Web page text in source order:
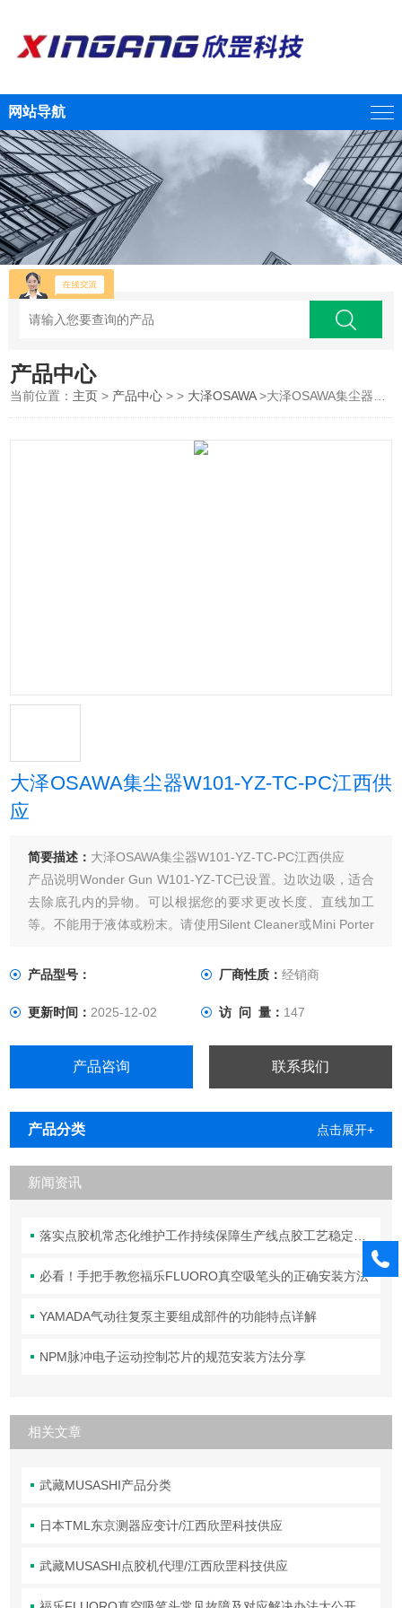
网站导航
产品中心
当前位置： 主页 > 产品中心 > > 大泽OSAWA>大泽OSAWA集尘器W101-YZ-TC-PC江西供应
大泽OSAWA集尘器W101-YZ-TC-PC江西供
应
简要描述： 大泽OSAWA集尘器W101-YZ-TC-PC江西供应
产品说明Wonder Gun W101-YZ-TC已设置。边吹边吸，适合
去除底孔内的异物。可以根据您的要求更改长度、直线加工
等。不能用于液体或粉末。请使用Silent Cleaner或Mini Porter
个袖口）内径φ32×2000mm除尘器PC-1■ 设置内容
产品型号： 厂商性质： 经销商
更新时间：2025-12-02 访 问 量： 147
产品咨询 联系我们
产品分类 点击展开+
新闻资讯
落实点胶机常态化维护工作持续保障生产线点胶工艺稳定合规
必看！手把手教您福乐FLUORO真空吸笔头的正确安装方法
YAMADA气动往复泵主要组成部件的功能特点详解
NPM脉冲电子运动控制芯片的规范安装方法分享
相关文章
武藏MUSASHI产品分类
日本TML东京测器应变计/江西欣罡科技供应
武藏MUSASHI点胶机代理/江西欣罡科技供应